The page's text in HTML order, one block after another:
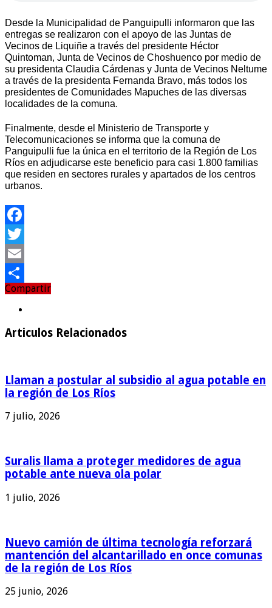
Desde la Municipalidad de Panguipulli informaron que las
entregas se realizaron con el apoyo de las Juntas de
Vecinos de Liquiñe a través del presidente Héctor
Quintoman, Junta de Vecinos de Choshuenco por medio de
su presidenta Claudia Cárdenas y Junta de Vecinos Neltume
a través de la presidenta Fernanda Bravo, más todos los
presidentes de Comunidades Mapuches de las diversas
localidades de la comuna.
Finalmente, desde el Ministerio de Transporte y
Telecomunicaciones se informa que la comuna de
Panguipulli fue la única en el territorio de la Región de Los
Ríos en adjudicarse este beneficio para casi 1.800 familias
que residen en sectores rurales y apartados de los centros
urbanos.
Facebook
Twitter
Email
Compartir
Compartir
Articulos Relacionados
Llaman a postular al subsidio al agua potable en
la región de Los Ríos
7 julio, 2026
Suralis llama a proteger medidores de agua
potable ante nueva ola polar
1 julio, 2026
Nuevo camión de última tecnología reforzará
mantención del alcantarillado en once comunas
de la región de Los Ríos
25 junio, 2026